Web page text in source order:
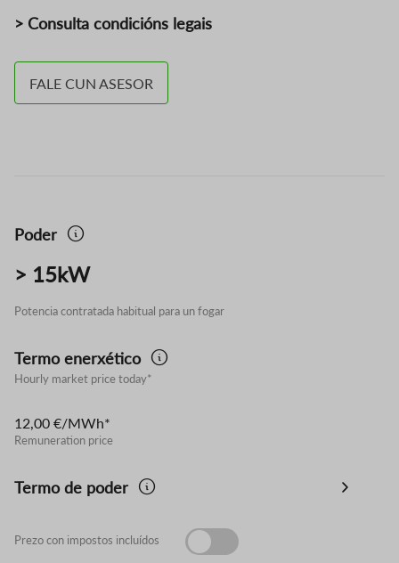
> Consulta condicións legais
FALE CUN ASESOR
Poder
> 15kW
Potencia contratada habitual para un fogar
Termo enerxético
Hourly market price today*
12,00 €/MWh*
Remuneration price
Termo de poder
Prezo con impostos incluídos